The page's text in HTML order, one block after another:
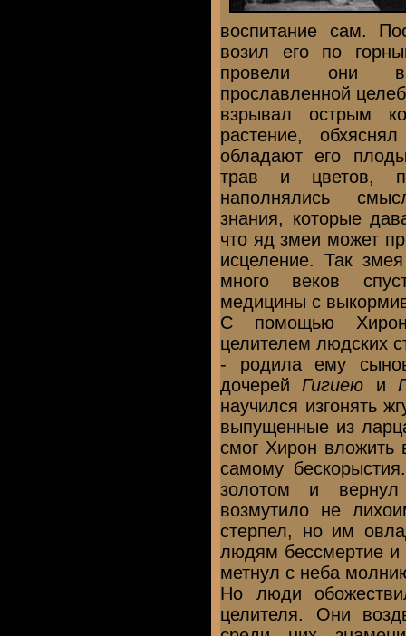
воспитание сам.
возил его по
провели они в
прославленной
взрывал острым
растение,
обладают его
трав и цветов,
наполнялись
знания, которые
что яд змеи может
исцеление. Так
много веков
медицины с
С помощью
целителем людских
- родила ему
дочерей Гигиею и
научился изгонять
выпущенные из
смог Хирон вложить
самому
золотом и
возмутило не
стерпел, но им
людям бессмертие
метнул с неба
Но люди
целителя. Они